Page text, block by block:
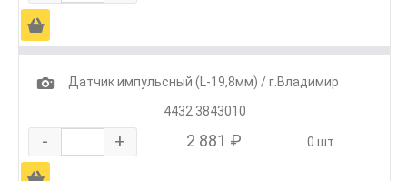
Ä
1
Датчик импульсный (L-19,8мм) / г.Владимир
4432.3843010
- + 2 881 ₽ 0 шт.